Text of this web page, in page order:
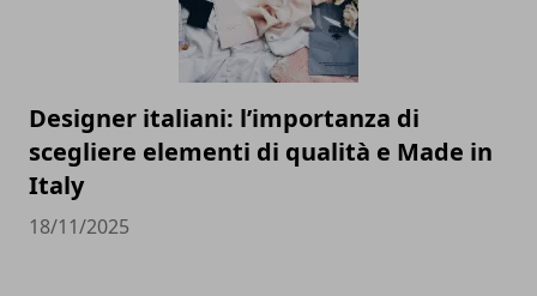
Designer italiani: l’importanza di
scegliere elementi di qualità e Made in
Italy
18/11/2025